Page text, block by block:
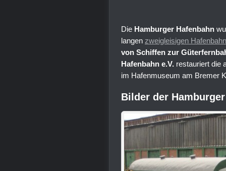
Die Hamburger Hafenbahn
langen zweigleisigen Hafenbahn
von Schiffen zur
Hafenbahn e.V. restauriert die
im Hafenmuseum am Bremer
Bilder der